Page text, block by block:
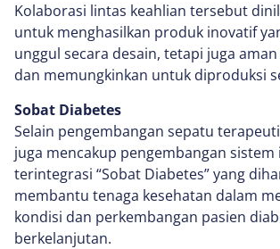
Kolaborasi lintas keahlian tersebut
untuk menghasilkan produk inovatif
unggul secara desain, tetapi juga
dan memungkinkan untuk diproduksi
Sobat Diabetes
Selain pengembangan sepatu
juga mencakup pengembangan
terintegrasi “Sobat Diabetes” yang
membantu tenaga kesehatan dalam
kondisi dan perkembangan pasien
berkelanjutan.